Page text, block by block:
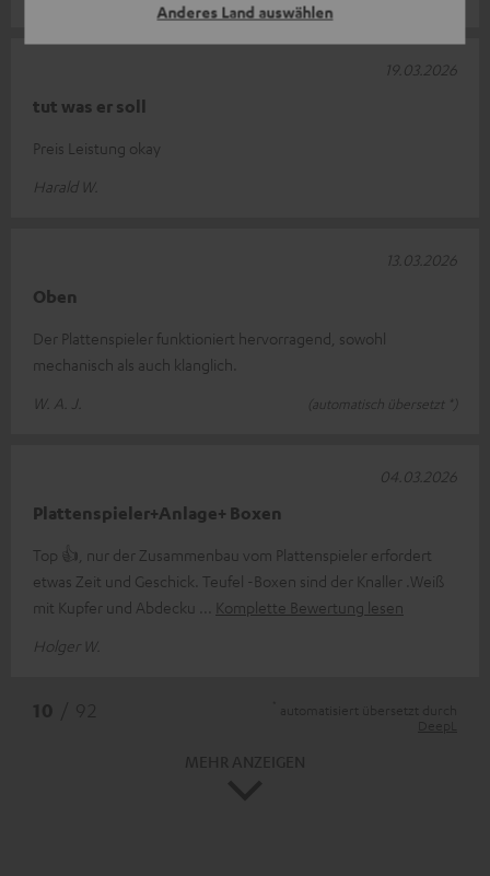
Anderes Land auswählen
tut was er soll
Preis Leistung okay
Harald W.
19.03.2026
Oben
Der Plattenspieler funktioniert hervorragend, sowohl
mechanisch als auch klanglich.
W. A. J.
(automatisch übersetzt *)
13.03.2026
Plattenspieler+Anlage+ Boxen
Top 👍, nur der Zusammenbau vom Plattenspieler erfordert
etwas Zeit und Geschick. Teufel -Boxen sind der Knaller .Weiß
mit Kupfer und Abdecku
Komplette Bewertung lesen
Holger W.
04.03.2026